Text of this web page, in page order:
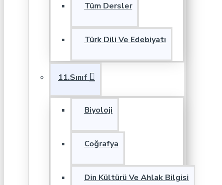
Tüm Dersler
Türk Dili Ve Edebiyatı
11.Sınıf
Biyoloji
Coğrafya
Din Kültürü Ve Ahlak Bilgisi